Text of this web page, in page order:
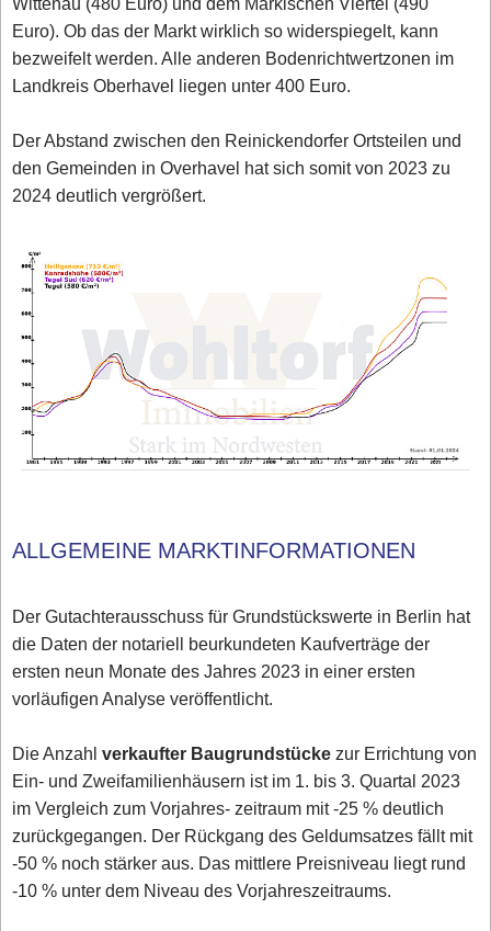
Euro). Ob das der Markt wirklich so widerspiegelt, kann
bezweifelt werden. Alle anderen Bodenrichtwertzonen im
Landkreis Oberhavel liegen unter 400 Euro.
Der Abstand zwischen den Reinickendorfer Ortsteilen und
den Gemeinden in Overhavel hat sich somit von 2023 zu
2024 deutlich vergrößert.
ALLGEMEINE MARKTINFORMATIONEN
Der Gutachterausschuss für Grundstückswerte in Berlin hat
die Daten der notariell beurkundeten Kaufverträge der
ersten neun Monate des Jahres 2023 in einer ersten
vorläufigen Analyse veröffentlicht.
Die Anzahlverkaufter Baugrundstückezur Errichtung von
Ein- und Zweifamilienhäusern ist im 1. bis 3. Quartal 2023
im Vergleich zum Vorjahres- zeitraum mit -25 % deutlich
zurückgegangen. Der Rückgang des Geldumsatzes fällt mit
-50 % noch stärker aus. Das mittlere Preisniveau liegt rund
-10 % unter dem Niveau des Vorjahreszeitraums.